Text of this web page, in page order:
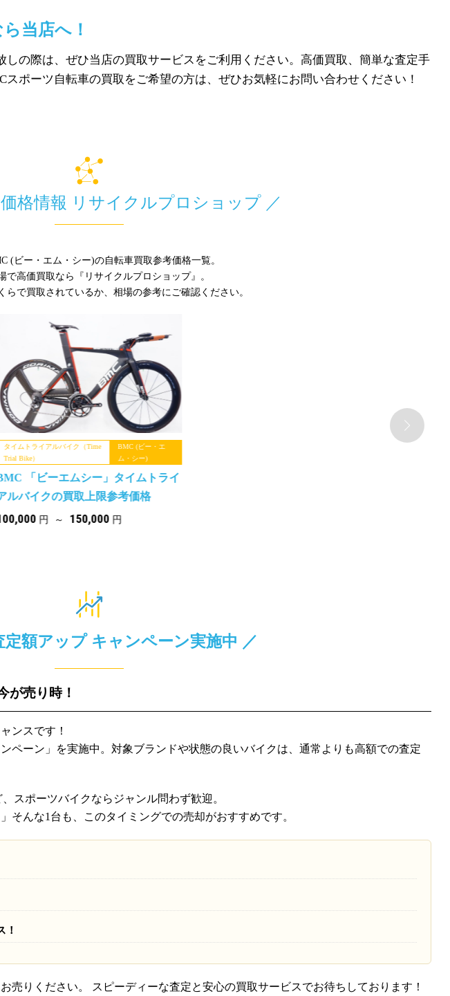
当店へ！
の際は、ぜひ当店の買取サービスをご利用ください。高価買取、簡単な査定手
ポーツ自転車の買取をご希望の方は、ぜひお気軽にお問い合わせください！
格情報 リサイクルプロショップ ／
(ビー・エム・シー)の自転車買取参考価格一覧。
で高価買取なら『リサイクルプロショップ』。
らで買取されているか、相場の参考にご確認ください。
タイムトライアルバイク（Time
Trial Bike）
BMC (ビー・エ
ム・シー)
「ビーエムシー」タイムトライ
ルバイクの買取上限参考価格
円 ～ 150,000 円
定額アップキャンペーン実施中 ／
が売り時！
ンスです！
ペーン」を実施中。対象ブランドや状態の良いバイクは、通常よりも高額での査定
スポーツバイクならジャンル問わず歓迎。
そんな1台も、このタイミングでの売却がおすすめです。
！
売りください。 スピーディーな査定と安心の買取サービスでお待ちしております！